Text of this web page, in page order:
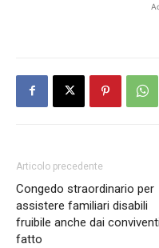
Articolo precedente
Congedo straordinario per
assistere familiari disabili
fruibile anche dai
fatto